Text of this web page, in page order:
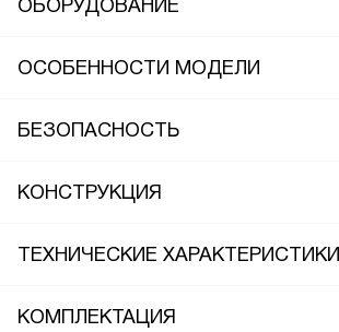
ОБОРУДОВАНИЕ
ОСОБЕННОСТИ МОДЕЛИ
БЕЗОПАСНОСТЬ
КОНСТРУКЦИЯ
ТЕХНИЧЕСКИЕ ХАРАКТЕРИСТИКИ
КОМПЛЕКТАЦИЯ